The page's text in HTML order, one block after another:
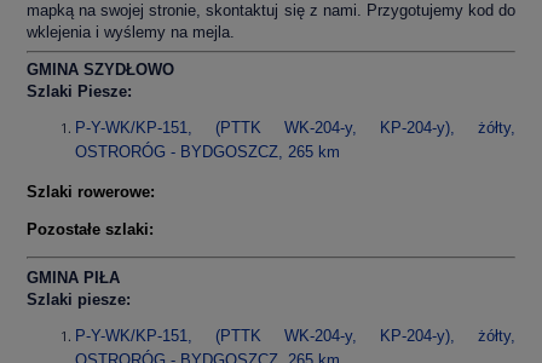
mapką na swojej stronie, skontaktuj się z nami. Przygotujemy kod do
wklejenia i wyślemy na mejla.
GMINA SZYDŁOWO
Szlaki Piesze:
P-Y-WK/KP-151, (PTTK WK-204-y, KP-204-y), żółty,
OSTRORÓG - BYDGOSZCZ, 265 km
Szlaki rowerowe:
Pozostałe szlaki:
GMINA PIŁA
Szlaki piesze:
P-Y-WK/KP-151, (PTTK WK-204-y, KP-204-y), żółty,